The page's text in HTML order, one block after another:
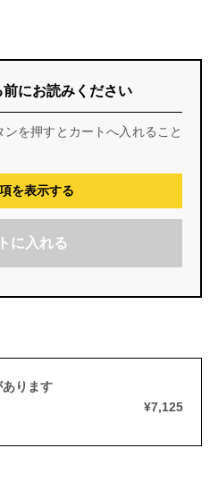
にお読みください
を押すとカートへ入れること
を表示する
に入れる
ります
¥7,125